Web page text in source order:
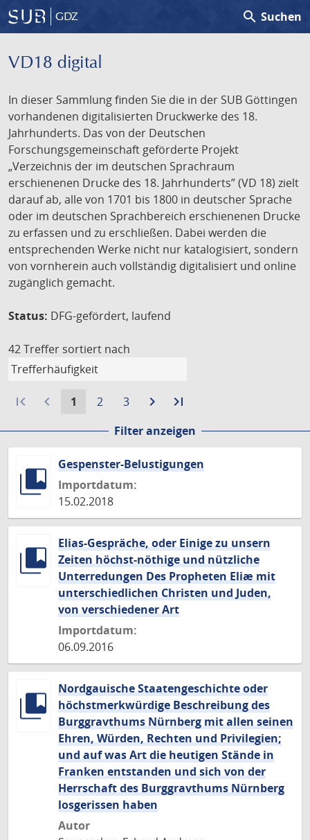
GDZ search Suchen
VD18 digital
In dieser Sammlung finden Sie die in der SUB Göttingen
vorhandenen digitalisierten Druckwerke des 18.
Jahrhunderts. Das von der Deutschen
Forschungsgemeinschaft geförderte Projekt
„Verzeichnis der im deutschen Sprachraum
erschienenen Drucke des 18. Jahrhunderts” (VD 18) zielt
darauf ab, alle von 1701 bis 1800 in deutscher Sprache
oder im deutschen Sprachbereich erschienenen Drucke
zu erfassen und zu erschließen. Dabei werden die
entsprechenden Werke nicht nur katalogisiert, sondern
von vornherein auch vollständig digitalisiert und online
zugänglich gemacht.
Status: DFG-gefördert, laufend
42 Treffer sortiert nach
first_page navigate_before
Aktuelle
1
Gehe
Seite
2
Gehe
Seite
3 navigate_next
Zur
Seite
last_page
Seite
Filter anzeigen
Gespenster-Belustigungen
Importdatum:
15.02.2018
Elias-Gespräche, oder Einige zu unsern
Zeiten höchst-nöthige und nützliche
Unterredungen Des Propheten Eliæ mit
unterschiedlichen Christen und Juden,
von verschiedener Art
Importdatum:
06.09.2016
Nordgauische Staatengeschichte oder
höchstmerkwürdige Beschreibung des
Burggravthums Nürnberg mit allen seinen
Ehren, Würden, Rechten und Privilegien;
und auf was Art die heutigen Stände in
Franken entstanden und sich von der
Herrschaft des Burggravthums Nürnberg
losgerissen haben
Autor